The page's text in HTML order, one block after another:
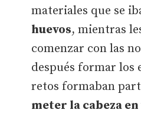
materiales que se
huevos, mientras
comenzar con las
después formar los
retos formaban
meter la cabeza